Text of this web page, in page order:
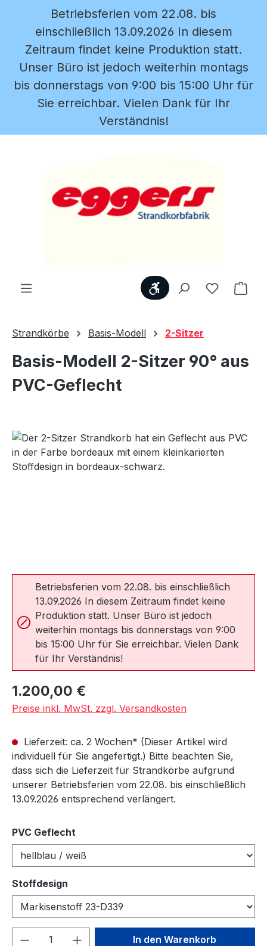
Zum Hauptinhalt springen
Betriebsferien vom 22.08. bis
einschließlich 13.09.2026 In diesem
Zeitraum findet keine Produktion statt.
Unser Büro ist jedoch weiterhin montags
bis donnerstags von 9:00 bis 15:00 Uhr für
Sie erreichbar. Vielen Dank für Ihr
Verständnis!
WerkzeugleisteDu hast 0
Strandkörbe Basis-Modell 2-Sitzer
Basis-Modell 2-Sitzer 90° aus
PVC-Geflecht
Bildergalerie überspringen
Betriebsferien vom 22.08. bis einschließlich
13.09.2026 In diesem Zeitraum findet keine
Produktion statt. Unser Büro ist jedoch
weiterhin montags bis donnerstags von 9:00
bis 15:00 Uhr für Sie erreichbar. Vielen Dank
für Ihr Verständnis!
Regulärer Preis:
1.200,00 €
Preise inkl. MwSt. zzgl. Versandkosten
Lieferzeit: ca. 2 Wochen* (Dieser Artikel wird
individuell für Sie angefertigt.) Bitte beachten Sie,
dass sich die Lieferzeit für Strandkörbe aufgrund
unserer Betriebsferien vom 22.08. bis einschließlich
13.09.2026 entsprechend verlängert.
PVC Geflecht
Stoffdesign
Produkt Anzahl: Gib denIn den Warenkorb